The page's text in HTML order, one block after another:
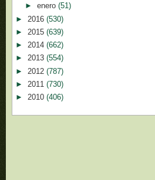
► enero (51)
► 2016 (530)
► 2015 (639)
► 2014 (662)
► 2013 (554)
► 2012 (787)
► 2011 (730)
► 2010 (406)